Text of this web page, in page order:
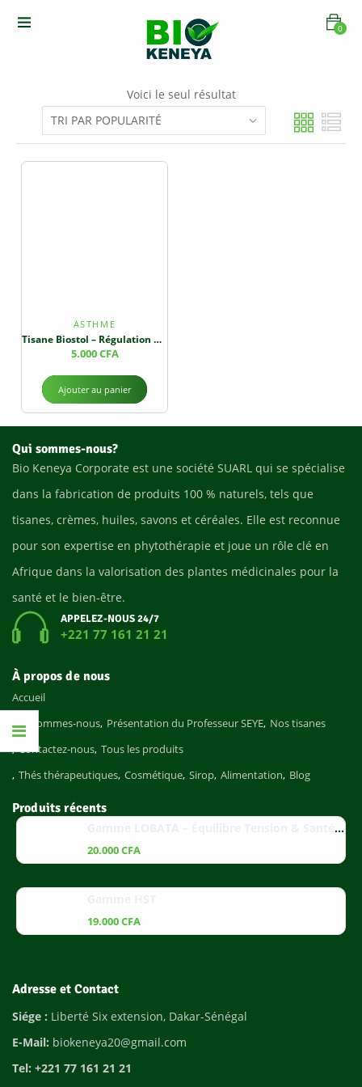
0
Voici le seul résultat
ASTHME
Tisane Biostol – Régulation de la Tension & Bien-être Respiratoire
5.000CFA
Ajouter au panier
Qui sommes-nous?
Bio Keneya Corporate est une société SUARL qui se spécialise
dans la fabrication de produits 100 % naturels, tels que
tisanes, crèmes, huiles, savons et céréales. Elle est reconnue
pour son expertise en phytothérapie et joue un rôle clé en
Afrique dans la valorisation des plantes médicinales pour la
santé et le bien-être.
APPELEZ-NOUS 24/7
+221 77 161 21 21
À propos de nous
Accueil
Qui sommes-nous Présentation du Professeur SEYE Nos tisanes
Contactez-nous Tous les produits
Thés thérapeutiques Cosmétique Sirop Alimentation Blog
Produits récents
Gamme LOBATA – Équilibre Tension & Santé Cardiaque
20.000CFA
19.000CFA
Adresse et Contact
Siége : Liberté Six extension, Dakar-Sénégal
E-Mail: biokeneya20@gmail.com
Tel: +221 77 161 21 21